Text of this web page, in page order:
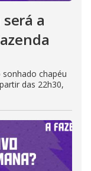
a
chapéu
das 22h30,